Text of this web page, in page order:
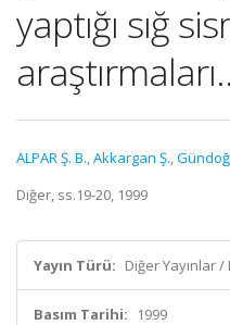
yaptığı sığ
ALPAR Ş. B.,Akkargan Ş.,
Diğer, ss.19-20, 1999
Yayın Türü: Diğer Yayınlar /
Basım Tarihi: 1999